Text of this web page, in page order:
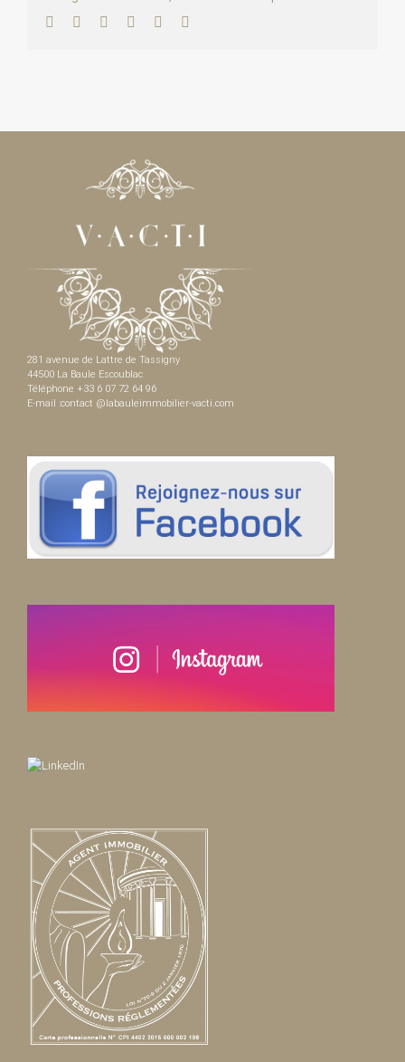
Facebook
TwitterLinkedInWhatsApp
Pinterest
281 avenue de Lattre de Tassigny
44500 La Baule Escoublac
Téléphone +33 6 07 72 64 96
E-mail :contact @labauleimmobilier-vacti.com